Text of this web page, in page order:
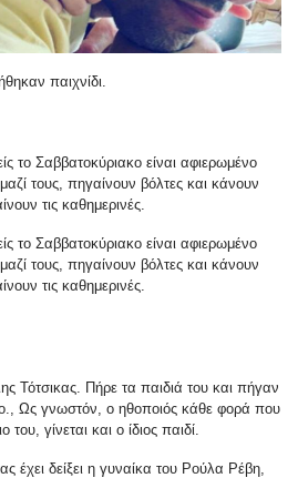
παιχνίδι.
το Σαββατοκύριακο είναι αφιερωμένο
τους, πηγαίνουν βόλτες και κάνουν
τις καθημερινές.
το Σαββατοκύριακο είναι αφιερωμένο
τους, πηγαίνουν βόλτες και κάνουν
τις καθημερινές.
Τότσικας. Πήρε τα παιδιά του και πήγαν
Ως γνωστόν, ο ηθοποιός κάθε φορά που
γίνεται και ο ίδιος παιδί.
έχει δείξει η γυναίκα του Ρούλα Ρέβη,